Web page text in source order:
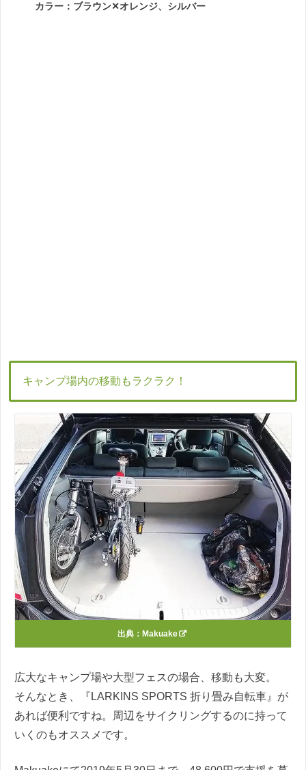
カラー：ブラウン✕オレンジ、シルバー
キャンプ場内の移動もラクラク！
出典： Makuake
広大なキャンプ場や大型フェスの場合、移動も大変。
そんなとき、『LARKINS SPORTS 折り畳み自転車』が
あれば便利ですね。周辺をサイクリングするのに持って
いくのもオススメです。